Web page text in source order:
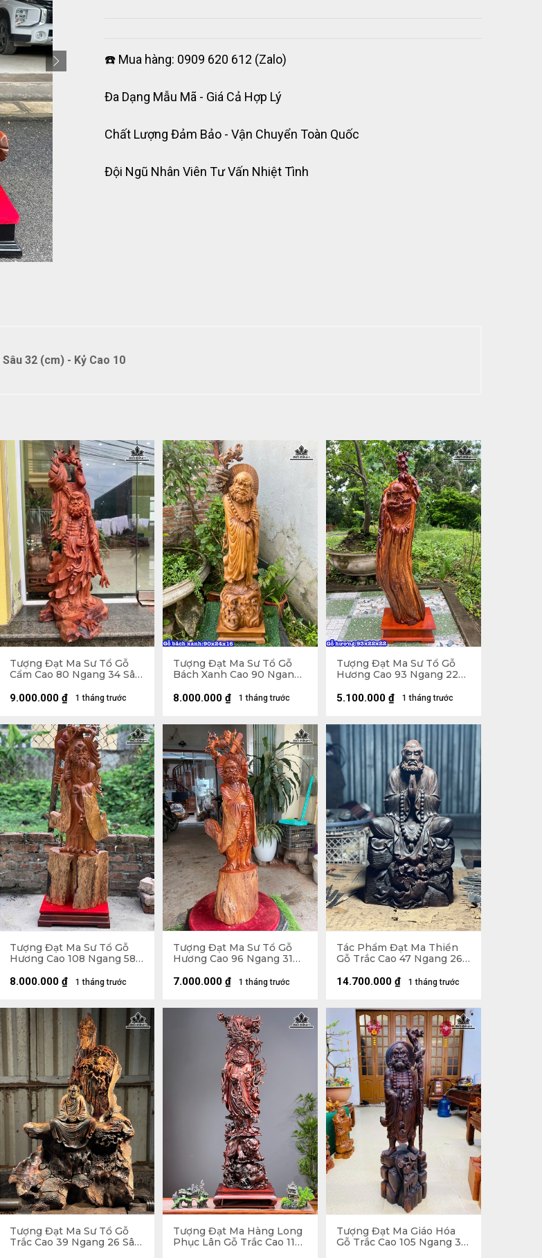
☎️ Mua hàng: 0909 620 612 (Zalo)
Đa Dạng Mẫu Mã - Giá Cả Hợp Lý
Chất Lượng Đảm Bảo - Vận Chuyển Toàn Quốc
Đội Ngũ Nhân Viên Tư Vấn Nhiệt Tình
32 (cm) - Kỷ Cao 10
Tượng Đạt Ma Sư Tổ Gỗ
Cẩm Cao 80 Ngang 34 Sâu
1 tháng trước
9.000.000 ₫
Tượng Đạt Ma Sư Tổ Gỗ
Bách Xanh Cao 90 Ngang
1 tháng trước
8.000.000 ₫
Tượng Đạt Ma Sư Tổ Gỗ
Hương Cao 93 Ngang 22
1 tháng trước
5.100.000 ₫
Tượng Đạt Ma Sư Tổ Gỗ
Hương Cao 108 Ngang 58
1 tháng trước
8.000.000 ₫
Tượng Đạt Ma Sư Tổ Gỗ
Hương Cao 96 Ngang 31
1 tháng trước
7.000.000 ₫
Tác Phẩm Đạt Ma Thiền
Gỗ Trắc Cao 47 Ngang 26
1 tháng trước
14.700.000 ₫
Tượng Đạt Ma Sư Tổ Gỗ
Trắc Cao 39 Ngang 26 Sâu
Tượng Đạt Ma Hàng Long
Phục Lân Gỗ Trắc Cao 112
Tượng Đạt Ma Giáo Hóa
Gỗ Trắc Cao 105 Ngang 30